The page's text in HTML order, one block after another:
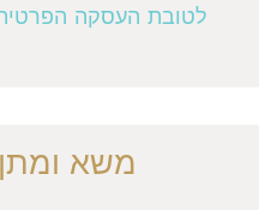
לטובת העסקה
משא ומתן